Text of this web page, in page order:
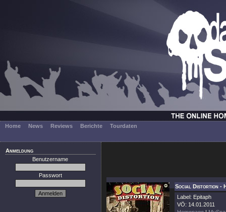
Home News Reviews Berichte Tourdaten
Anmeldung
Benutzername
Passwort
Social Distortion -
Label: Epitaph
VÖ: 14.01.2011